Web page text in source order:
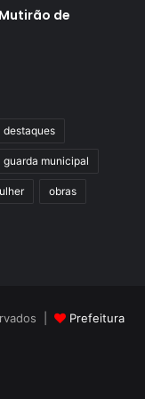
ippul
de
destaques
guarda municipal
obras
|
Prefeitura